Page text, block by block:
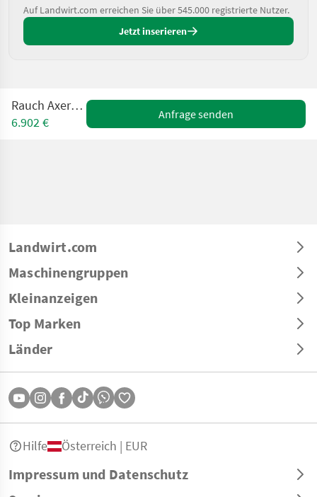
Auf Landwirt.com erreichen Sie über 545.000 registrierte Nutzer.
Jetzt inserieren
Rauch Axera H EMC
6.902 €
Anfrage senden
Landwirt.com
Maschinengruppen
Kleinanzeigen
Top Marken
Länder
Impressum und Datenschutz
Hilfe Österreich | EUR